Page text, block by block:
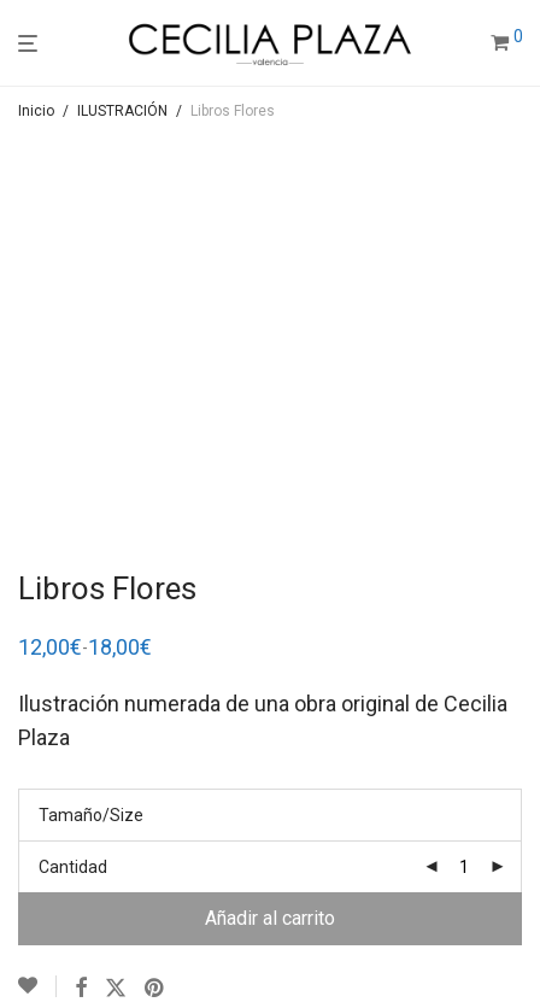
0
Inicio / ILUSTRACIÓN / Libros Flores
Libros Flores
12,00€-18,00€
Rango
desde
hasta
Ilustración numerada de una obra original de Cecilia
Plaza
Tamaño/Size
Cantidad
Añadir al carrito